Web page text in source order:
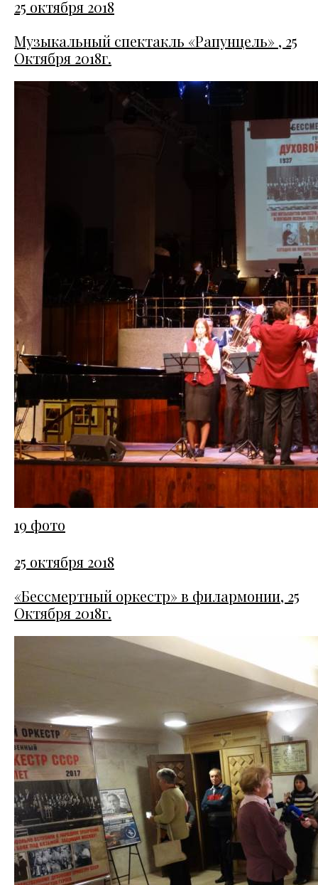
25 октября 2018
Музыкальный спектакль «Рапунцель» , 25
Октября 2018г.
19 фото
25 октября 2018
«Бессмертный оркестр» в филармонии, 25
Октября 2018г.